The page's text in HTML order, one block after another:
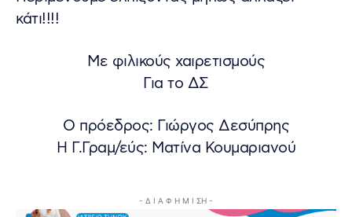
κάτι!!!!
Με φιλικούς χαιρετισμούς
Για το ΔΣ
Ο πρόεδρος: Γιώργος Δεσύπρης
Η Γ.Γραμ/εύς: Ματίνα Κουμαριανού
- Δ Ι Α Φ Η Μ Ι ΣΗ -